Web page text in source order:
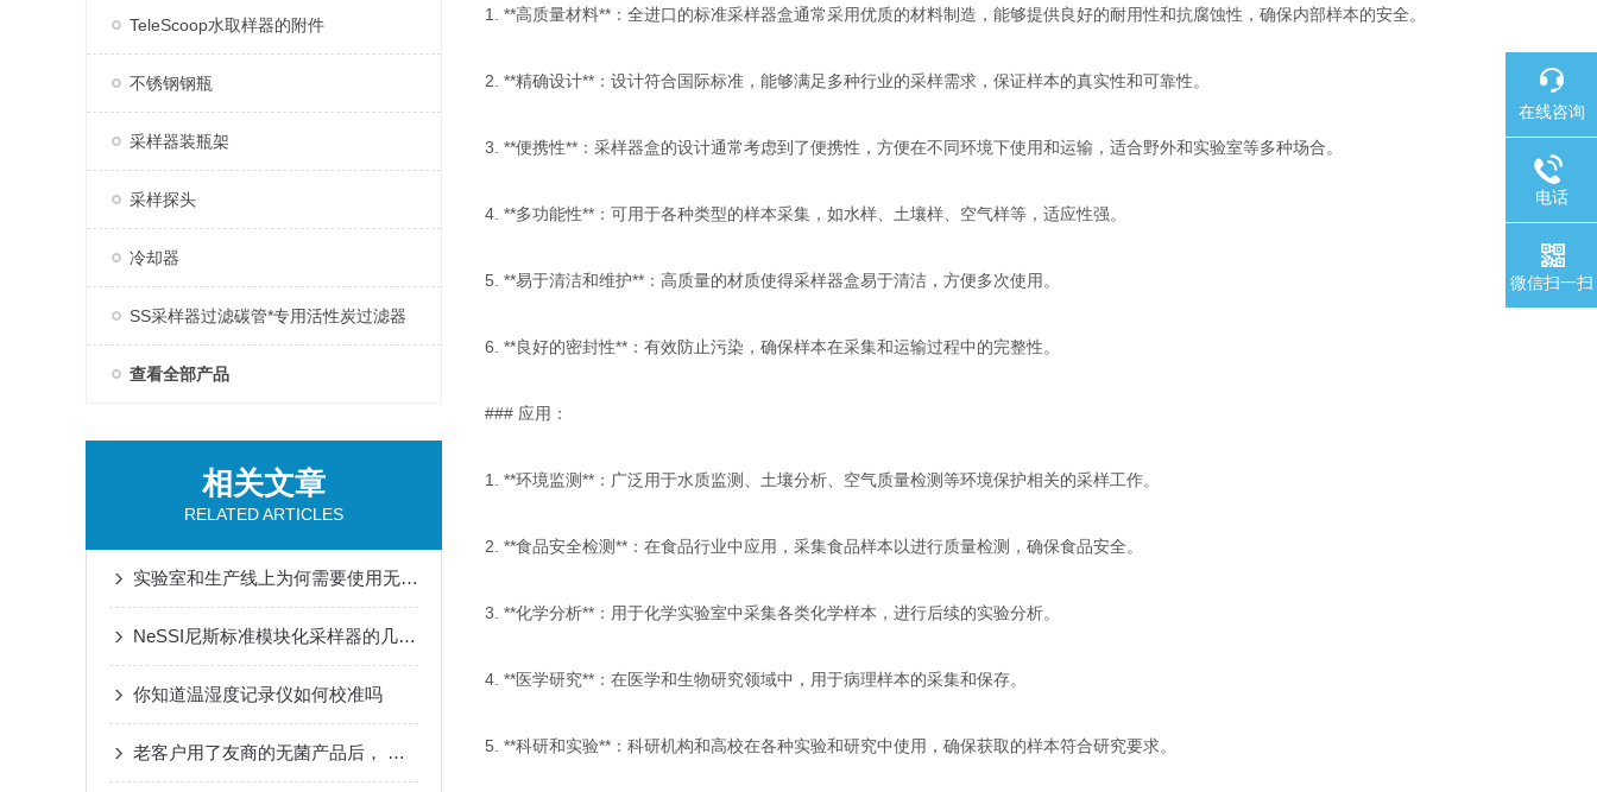
TeleScoop水取样器的附件
不锈钢钢瓶
采样器装瓶架
采样探头
冷却器
SS采样器过滤碳管*专用活性炭过滤器
查看全部产品
相关文章
RELATED ARTICLES
实验室和生产线上为何需要使用无菌长柄勺
NeSSI尼斯标准模块化采样器的几个优点一一介绍
你知道温湿度记录仪如何校准吗
老客户用了友商的无菌产品后， 还是转用我们的无菌产品
1. **高质量材料**：全进口的标准采样器盒通常采用优质的材料制造，能够提供良好的耐用性和抗腐蚀性，确保内部样本的安全。
2. **精确设计**：设计符合国际标准，能够满足多种行业的采样需求，保证样本的真实性和可靠性。
3. **便携性**：采样器盒的设计通常考虑到了便携性，方便在不同环境下使用和运输，适合野外和实验室等多种场合。
4. **多功能性**：可用于各种类型的样本采集，如水样、土壤样、空气样等，适应性强。
5. **易于清洁和维护**：高质量的材质使得采样器盒易于清洁，方便多次使用。
6. **良好的密封性**：有效防止污染，确保样本在采集和运输过程中的完整性。
### 应用：
1. **环境监测**：广泛用于水质监测、土壤分析、空气质量检测等环境保护相关的采样工作。
2. **食品安全检测**：在食品行业中应用，采集食品样本以进行质量检测，确保食品安全。
3. **化学分析**：用于化学实验室中采集各类化学样本，进行后续的实验分析。
4. **医学研究**：在医学和生物研究领域中，用于病理样本的采集和保存。
5. **科研和实验**：科研机构和高校在各种实验和研究中使用，确保获取的样本符合研究要求。
在线咨询
电话
微信扫一扫